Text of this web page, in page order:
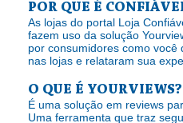
POR QUE É
As lojas do portal Loja
fazem uso da solução
por consumidores como
nas lojas e relataram sua
O QUE É YOURVIEWS?
É uma solução em reviews
Uma ferramenta que traz